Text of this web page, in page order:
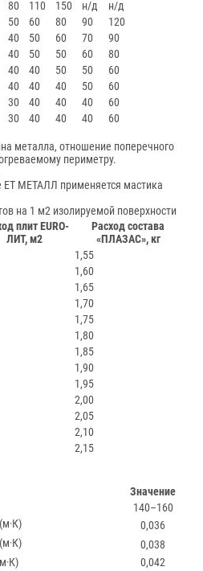
80 110 150 н/д
н/д
50 60 80 90
120
40 50 60 70
90
40 50 50 60
80
40 40 50 50
60
40 40 40 50
60
30 40 40 40
60
30 40 40 40 60
металла, отношение поперечного
периметру.
ЕТ МЕТАЛЛ применяется мастика
на 1 м2 изолируемой поверхности
плит EURO-
ЛИТ, м2
Расход состава
«ПЛАЗАС», кг
1,55
1,60
1,65
1,70
1,75
1,80
1,85
1,90
1,95
2,00
2,05
2,10
2,15
Значение
140–160
0,036
0,038
0,042